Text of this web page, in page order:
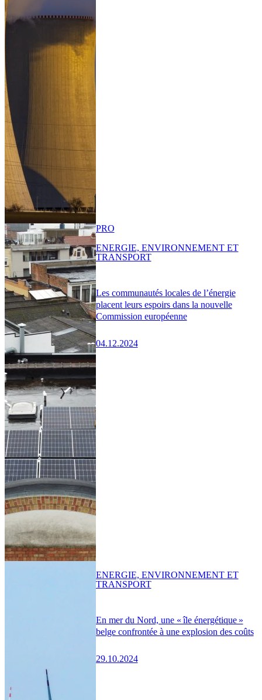
Les communautés locales de l’énergie
placent leurs espoirs dans la nouvelle
Commission européenne
04.12.2024
PRO
ENERGIE, ENVIRONNEMENT ET
TRANSPORT
En mer du Nord, une « île énergétique »
belge confrontée à une explosion des coûts
29.10.2024
ENERGIE, ENVIRONNEMENT ET
TRANSPORT